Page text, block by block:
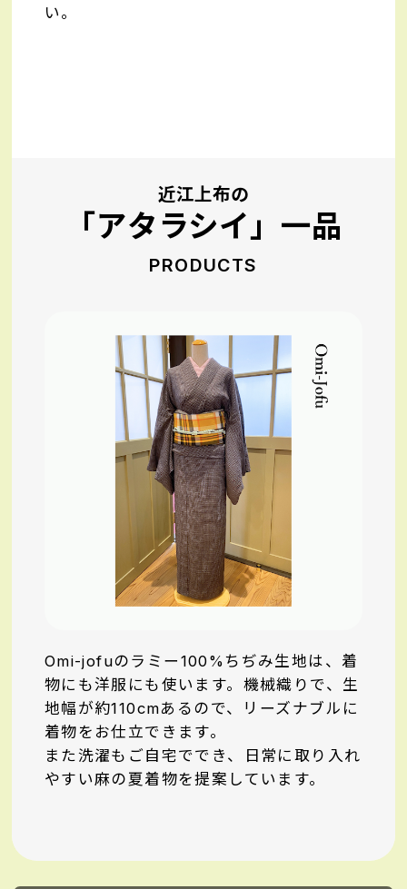
い。
近江上布の
「アタラシイ」一品
PRODUCTS
Omi-jofuのラミー100%ちぢみ生地は、着
物にも洋服にも使います。機械織りで、生
地幅が約110cmあるので、リーズナブルに
着物をお仕立できます。
また洗濯もご自宅ででき、日常に取り入れ
やすい麻の夏着物を提案しています。